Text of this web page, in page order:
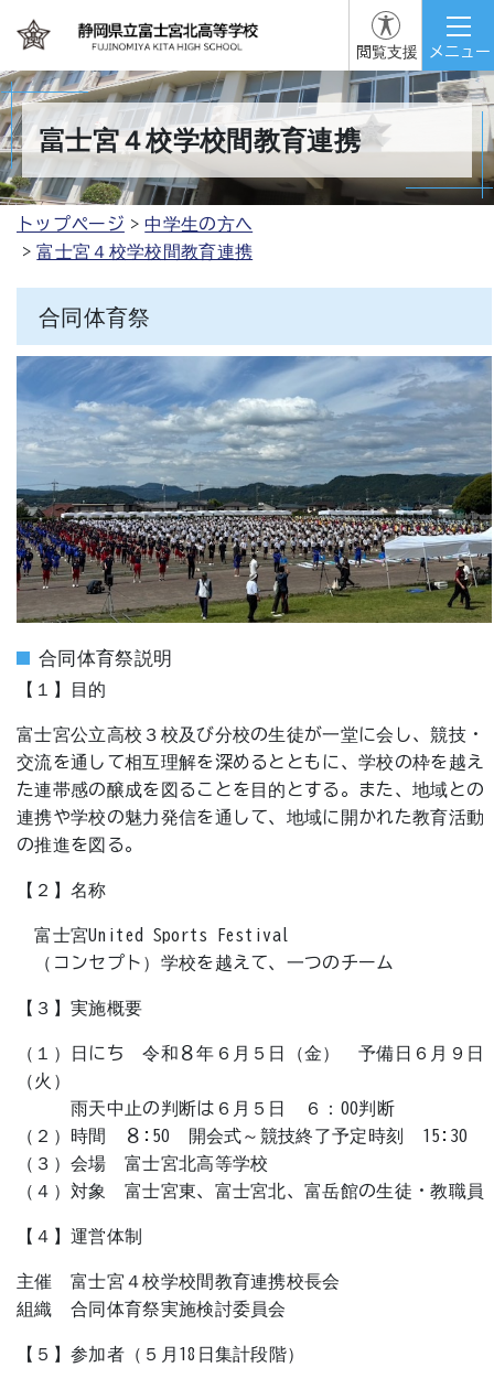
閲覧支援 メニュー
富士宮４校学校間教育連携
トップページ
中学生の方へ
富士宮４校学校間教育連携
合同体育祭
合同体育祭説明
【１】目的
富士宮公立高校３校及び分校の生徒が一堂に会し、競技・
交流を通して相互理解を深めるとともに、学校の枠を越え
た連帯感の醸成を図ることを目的とする。また、地域との
連携や学校の魅力発信を通して、地域に開かれた教育活動
の推進を図る。
【２】名称
富士宮United Sports Festival
（コンセプト）学校を越えて、一つのチーム
【３】実施概要
（１）日にち 令和８年６月５日（金） 予備日６月９日
（火）
雨天中止の判断は６月５日 ６：00判断
（２）時間 ８:50 開会式～競技終了予定時刻 15:30
（３）会場 富士宮北高等学校
（４）対象 富士宮東、富士宮北、富岳館の生徒・教職員
【４】運営体制
主催 富士宮４校学校間教育連携校長会
組織 合同体育祭実施検討委員会
【５】参加者（５月18日集計段階）